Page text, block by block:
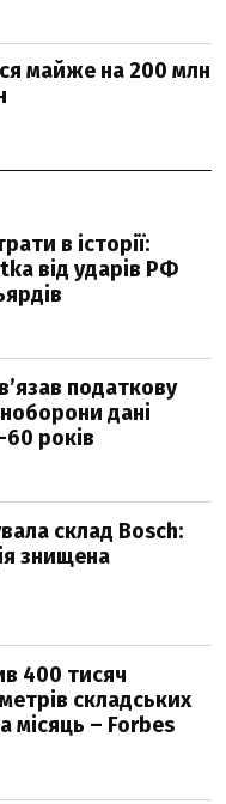
майже на 200 млн
в історії:
від ударів РФ
податкову
дані
60 років
склад Bosch:
знищена
400 тисяч
складських
місяць – Forbes